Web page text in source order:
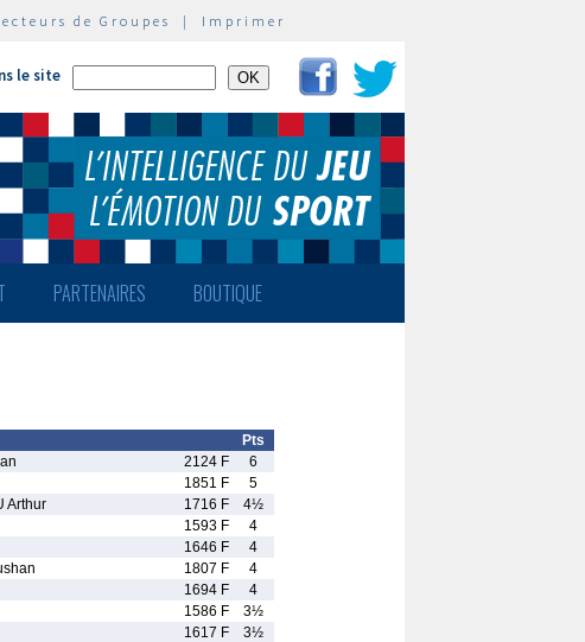
de Groupes | Imprimer
le site
PARTENAIRES BOUTIQUE
Pts
2124 F
6
1851 F
5
Arthur 1716 F
4½
1593 F
4
1646 F
4
1807 F
4
1694 F
4
1586 F
3½
1617 F
3½